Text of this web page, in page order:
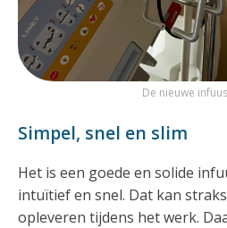
De nieuwe
Simpel, snel en slim
Het is een goede en solide
intuïtief en snel. Dat kan
opleveren tijdens het werk.